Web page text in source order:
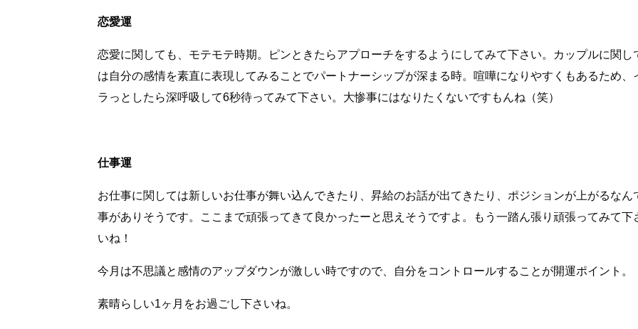
恋愛運
恋愛に関しても、モテモテ時期。ピンときたらアプローチをするようにしてみて下さい。カップルに関し
は自分の感情を素直に表現してみることでパートナーシップが深まる時。喧嘩になりやすくもあるため、
ラっとしたら深呼吸して6秒待ってみて下さい。大惨事にはなりたくないですもんね（笑）
仕事運
お仕事に関しては新しいお仕事が舞い込んできたり、昇給のお話が出てきたり、ポジションが上がるなん
事がありそうです。ここまで頑張ってきて良かったーと思えそうですよ。もう一踏ん張り頑張ってみて下
いね！
今月は不思議と感情のアップダウンが激しい時ですので、自分をコントロールすることが開運ポイント。
素晴らしい1ヶ月をお過ごし下さいね。